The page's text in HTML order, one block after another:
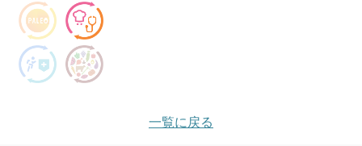
一覧に戻る